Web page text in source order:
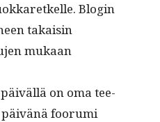
Blo­gin
takaisin
mukaan
on oma tee­
päivänä foo­ru­mi